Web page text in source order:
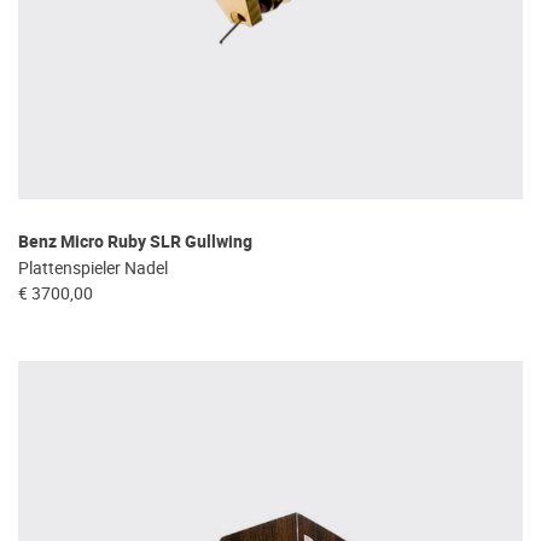
Benz Micro Ruby SLR Gullwing
Plattenspieler Nadel
€ 3700,00